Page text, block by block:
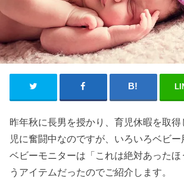
昨年秋に長男を授かり、育児休暇を取
児に奮闘中なのですが、いろいろベビ
ベビーモニターは「これは絶対あったほ
うアイテムだったのでご紹介します。